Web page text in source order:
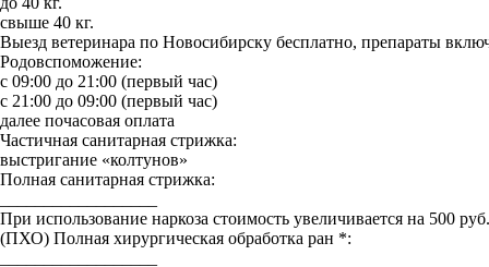
свыше 40 кг.
Выезд ветеринара по Новосибирску бесплатно, препараты
Родовспоможение:
с 09:00 до 21:00 (первый час)
с 21:00 до 09:00 (первый час)
далее почасовая оплата
Частичная санитарная стрижка:
выстригание «колтунов»
Полная санитарная стрижка:
При использование наркоза стоимость увеличивается на 500 руб.
(ПХО) Полная хирургическая обработка ран *: